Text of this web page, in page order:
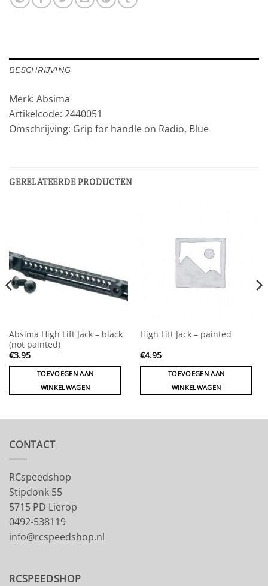
BESCHRIJVING
Merk: Absima
Artikelcode: 2440051
Omschrijving: Grip for handle on Radio, Blue
GERELATEERDE PRODUCTEN
Absima High Lift Jack – black
(not painted)
€3.95
TOEVOEGEN AAN
WINKELWAGEN
High Lift Jack – painted
€4.95
TOEVOEGEN AAN
WINKELWAGEN
CONTACT
RCspeedshop
Stipdonk 55
5715 PD Lierop
0492-538119
info@rcspeedshop.nl
RCSPEEDSHOP